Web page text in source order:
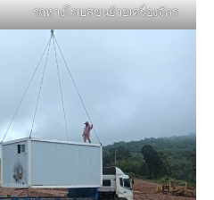
รถหางโรเบสขนย้ายเครื่องจักร